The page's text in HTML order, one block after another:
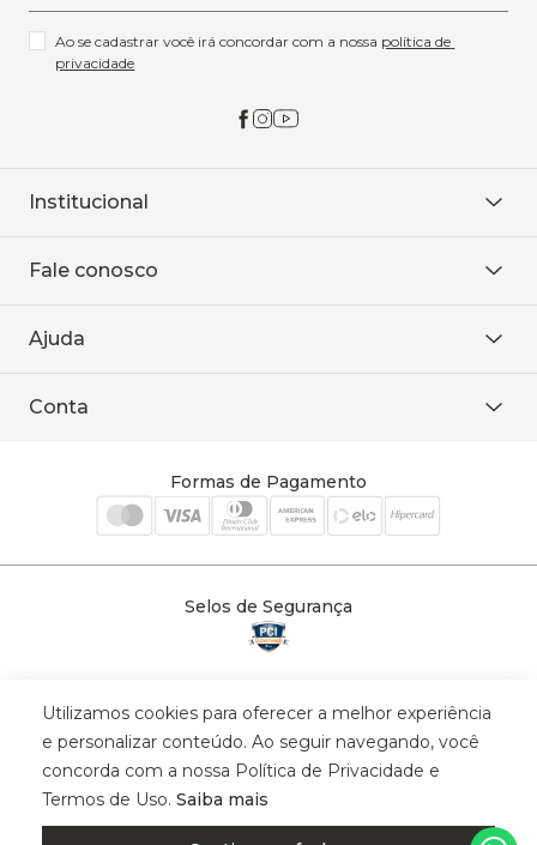
Ao se cadastrar você irá concordar com a nossa política de
privacidade
Institucional
Onde encontrar
Baixe o APP
Fale conosco
WhatsApp
Ajuda
Política de entrega
Conta
Cadastre-se
Formas de Pagamento
Selos de Segurança
© 2025 Trinys Indústria e Comércio Ltda - Todos os direitos reservados
| CNPJ: 59.907.634/0001-75 | Rua Santa Augusta, 409 - Vila
Califórnia - Osvaldo Cruz - SP - CEP: 17702-316.
Utilizamos cookies para oferecer a melhor experiência
e personalizar conteúdo. Ao seguir navegando, você
concorda com a nossa Política de Privacidade e
Termos de Uso. Saiba mais